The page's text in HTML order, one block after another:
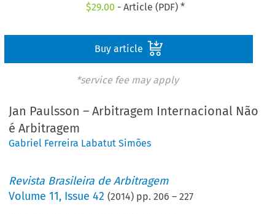
$29.00 - Article (PDF) *
Buy article
*service fee may apply
Jan Paulsson – Arbitragem Internacional Não
é Arbitragem
Gabriel Ferreira Labatut Simões
Revista Brasileira de Arbitragem
Volume11, Issue 42 (2014) pp.206 –227